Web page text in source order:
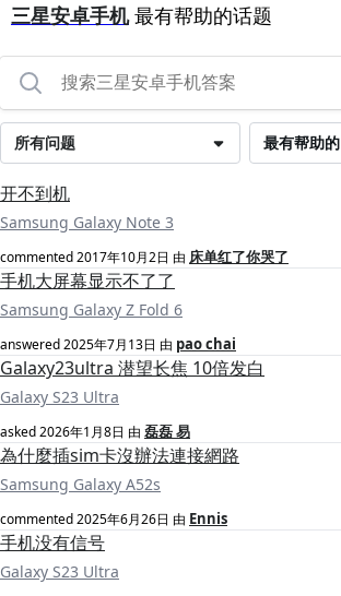
三星安卓手机最有帮助的话题
最有帮助的
所有问题
开不到机
Samsung Galaxy Note 3
commented2017年10月2日 由 床单红了你哭了
手机大屏幕显示不了了
Samsung Galaxy Z Fold 6
answered2025年7月13日 由 pao chai
Galaxy23ultra 潜望长焦 10倍发白
Galaxy S23 Ultra
asked2026年1月8日 由 磊磊 易
為什麼插sim卡沒辦法連接網路
Samsung Galaxy A52s
commented2025年6月26日 由 Ennis
手机没有信号
Galaxy S23 Ultra